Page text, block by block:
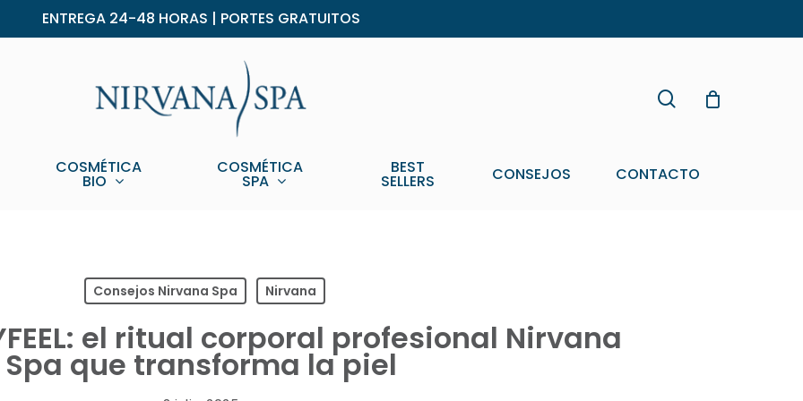
ENTREGA 24-48 HORAS | PORTES GRATUITOS
COSMÉTICA
BIO
COSMÉTICA
SPA
BEST
SELLERS CONSEJOS CONTACTO
Consejos Nirvana Spa Nirvana
el ritual corporal profesional Nirvana
Spa que transforma la piel